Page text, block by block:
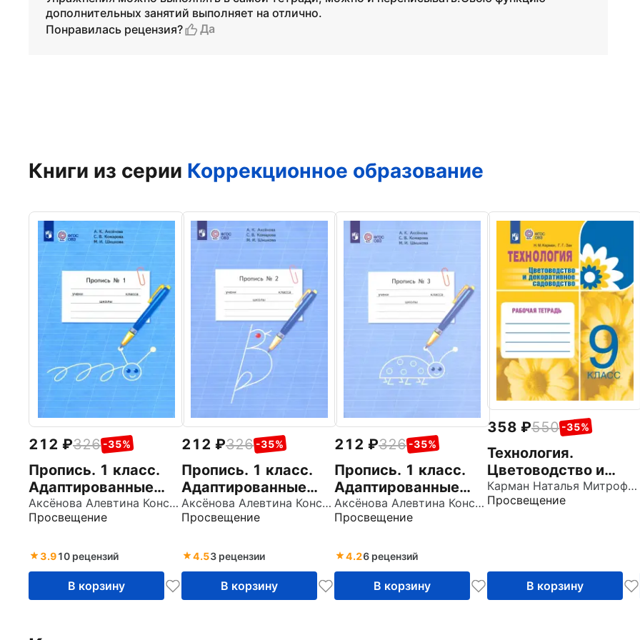
дополнительных занятий выполняет на отлично.
Понравилась рецензия?
Да
Книги из серии Коррекционное образование
212 326 -35%
Пропись. 1 класс.
Адаптированные
программы. В 3-х
частях. Часть 1.
Аксёнова Алевтина Константиновна
Просвещение
3.910 рецензий
В корзину
212 326 -35%
Пропись. 1 класс.
Адаптированные
программы. В 3-х
частях. Часть 2.
Аксёнова Алевтина Константиновна
Просвещение
4.53 рецензии
В корзину
212 326 -35%
Пропись. 1 класс.
Адаптированные
программы. В 3-х
частях. Часть 3.
Аксёнова Алевтина Константиновна
Просвещение
4.26 рецензий
В корзину
358 550 -35%
Технология.
Цветоводство и
декоративное
садоводство. 9
Карман Наталья Митрофановна
Просвещение
В корзину